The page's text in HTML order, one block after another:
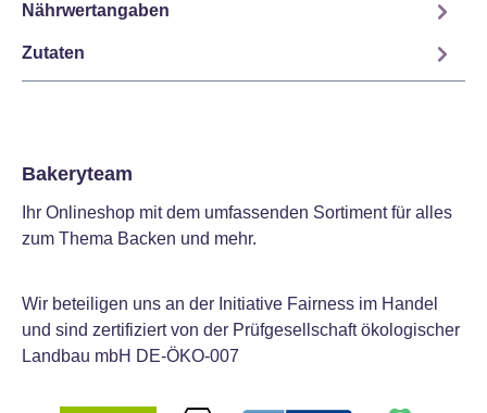
Nährwertangaben
Zutaten
Bakeryteam
Ihr Onlineshop mit dem umfassenden Sortiment für alles
zum Thema Backen und mehr.
Wir beteiligen uns an der Initiative Fairness im Handel
und sind zertifiziert von der Prüfgesellschaft ökologischer
Landbau mbH DE-ÖKO-007